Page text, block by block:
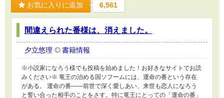
お気に入りに追加 6,561
間違えられた番様は、消えました。
夕立悠理 書籍情報
※小説家になろう様でも投稿を始めました！お好きなサイトでお読
みください※ 竜王の治める国ソフームには、運命の番という存在
がある。 運命の番――前世で深く愛しあい、来世も恋人になろう
と誓い合った相手のことをさす。特に竜王にとっての「運命の番」